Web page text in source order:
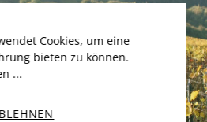
Cookies, um eine
bieten zu können.
...